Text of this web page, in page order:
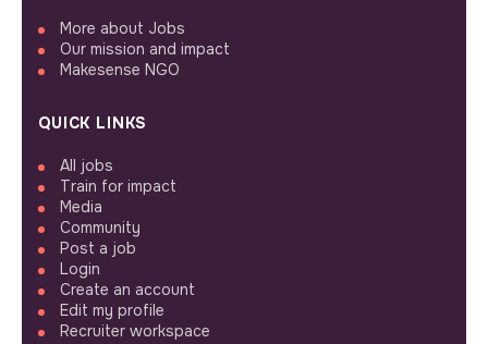
More about Jobs
Our mission and impact
Makesense NGO
QUICK LINKS
All jobs
Train for impact
Media
Community
Post a job
Login
Create an account
Edit my profile
Recruiter workspace